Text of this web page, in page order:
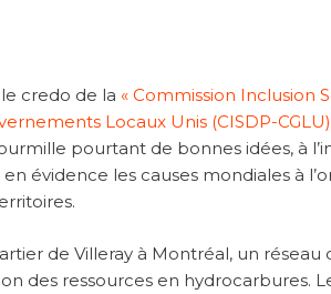
credo de la « Commission Inclusion
Locaux Unis (CISDP-
pourtant de bonnes idées, à
évidence les causes mondiales à
de Villeray à Montréal, un
des ressources en hydrocarbures.